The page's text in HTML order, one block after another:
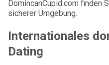
DomincanCupid.com finden
sicherer Umgebung.
Internationales
Dating